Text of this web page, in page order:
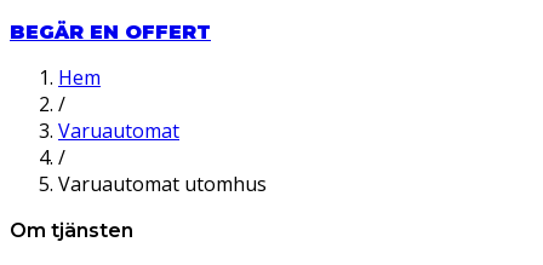
BEGÄR EN OFFERT
Hem
/
Varuautomat
/
Varuautomat utomhus
Om tjänsten